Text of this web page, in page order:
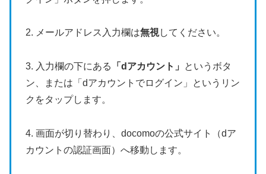
2. メールアドレス入力欄は無視してください。
3. 入力欄の下にある 「dアカウント」
というボタ
ン、または「dアカウントでログイン」というリン
クをタップします。
4. 画面が切り替わり、docomoの公式サイト（dア
カウントの認証画面）へ移動します。